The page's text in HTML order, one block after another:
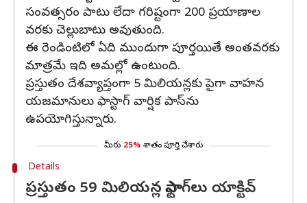
సంవత్సరం పాటు లేదా గరిష్టంగా 200 ప్రయాణాల
వరకు చెల్లుబాటు అవుతుంది.
ఈ రెండింటిలో ఏది ముందుగా పూర్తయితే అంతవరకు
మాత్రమే ఇది అమల్లో ఉంటుంది.
ప్రస్తుతం దేశవ్యాప్తంగా 5 మిలియన్లకు పైగా వాహన
యజమానులు ఫాస్టాగ్ వార్షిక పాస్‌ను
ఉపయోగిస్తున్నారు.
మీరు 25% శాతం పూర్తి చేశారు
Details
ప్రస్తుతం 59 మిలియన్ల ఫాస్టాగ్‌లు యాక్టివ్